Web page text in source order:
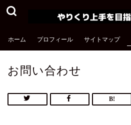
ホーム プロフィール サイトマップ
お問い合わせ